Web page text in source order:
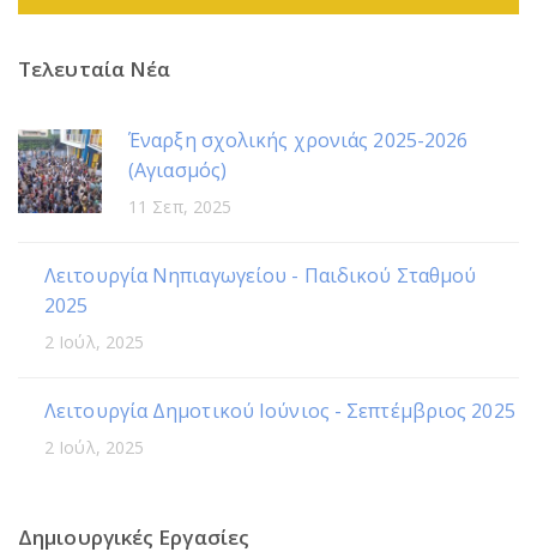
Τελευταία Νέα
Έναρξη σχολικής χρονιάς 2025-2026
(Αγιασμός)
11 Σεπ, 2025
Λειτουργία Νηπιαγωγείου - Παιδικού Σταθμού
2025
2 Ιούλ, 2025
Λειτουργία Δημοτικού Ιούνιος - Σεπτέμβριος 2025
2 Ιούλ, 2025
Δημιουργικές Εργασίες